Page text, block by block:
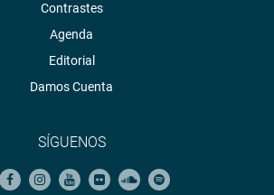
Contrastes
Agenda
Editorial
Damos Cuenta
SÍGUENOS